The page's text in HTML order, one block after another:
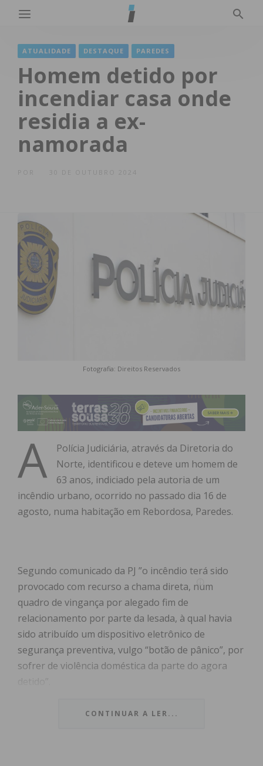
ATUALIDADE DESTAQUE PAREDES
Homem detido por
incendiar casa onde
residia a ex-
namorada
30 DE OUTUBRO 2024
Fotografia: Direitos Reservados
A
Polícia Judiciária, através da Diretoria do
Norte, identificou e deteve um homem de
63 anos, indiciado pela autoria de um
incêndio urbano, ocorrido no passado dia 16 de
agosto, numa habitação em Rebordosa, Paredes.
Segundo comunicado da PJ ”o incêndio terá sido
provocado com recurso a chama direta, num
quadro de vingança por alegado fim de
relacionamento por parte da lesada, à qual havia
sido atribuído um dispositivo eletrônico de
segurança preventiva, vulgo “botão de pânico”, por
sofrer de violência doméstica da parte do agora
O incêndio consumiu a habitação na totalidade,
CONTINUAR A LER...